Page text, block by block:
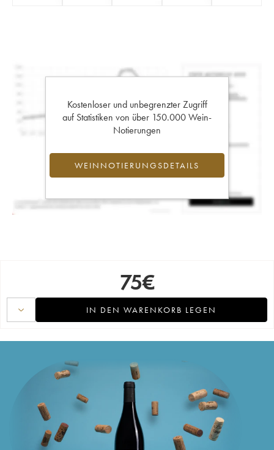
Kostenloser und unbegrenzter Zugriff
auf Statistiken von über 150.000 Wein-
Notierungen
WEINNOTIERUNGSDETAILS
75€
IN DEN WARENKORB LEGEN